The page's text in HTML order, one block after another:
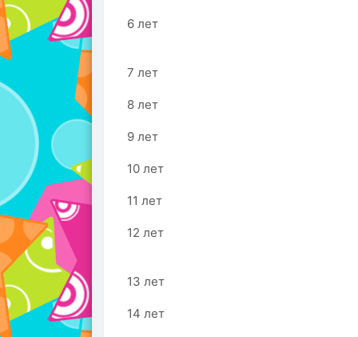
6 лет
7 лет
8 лет
9 лет
10 лет
11 лет
12 лет
13 лет
14 лет